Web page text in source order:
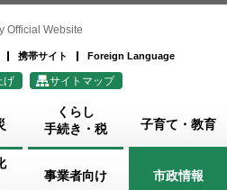
Official Website
携帯サイト Foreign Language
げ サイトマップ
くらし
手続き・税
子育て・教育
事業者向け 市政情報